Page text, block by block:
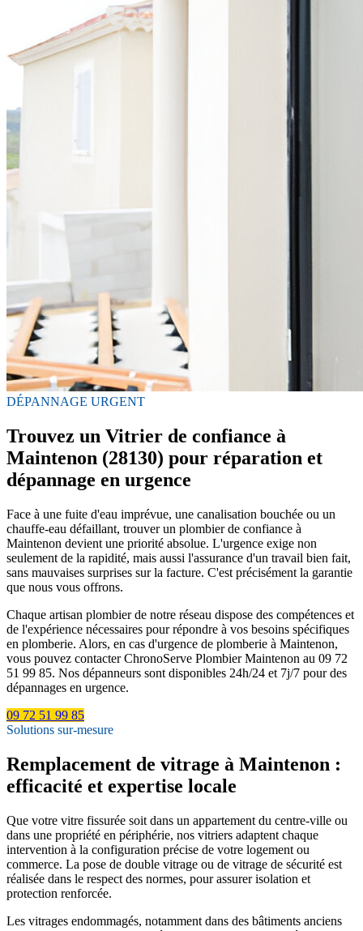
DÉPANNAGE URGENT
Trouvez un Vitrier de confiance à
Maintenon (28130) pour réparation et
dépannage en urgence
Face à une fuite d'eau imprévue, une canalisation bouchée ou un
chauffe-eau défaillant, trouver un plombier de confiance à
Maintenon devient une priorité absolue. L'urgence exige non
seulement de la rapidité, mais aussi l'assurance d'un travail bien fait,
sans mauvaises surprises sur la facture. C'est précisément la garantie
que nous vous offrons.
Chaque artisan plombier de notre réseau dispose des compétences et
de l'expérience nécessaires pour répondre à vos besoins spécifiques
en plomberie. Alors, en cas d'urgence de plomberie à Maintenon,
vous pouvez contacter ChronoServe Plombier Maintenon au 09 72
51 99 85. Nos dépanneurs sont disponibles 24h/24 et 7j/7 pour des
dépannages en urgence.
09 72 51 99 85
Solutions sur-mesure
Remplacement de vitrage à Maintenon :
efficacité et expertise locale
Que votre vitre fissurée soit dans un appartement du centre-ville ou
dans une propriété en périphérie, nos vitriers adaptent chaque
intervention à la configuration précise de votre logement ou
commerce. La pose de double vitrage ou de vitrage de sécurité est
réalisée dans le respect des normes, pour assurer isolation et
protection renforcée.
Les vitrages endommagés, notamment dans des bâtiments anciens